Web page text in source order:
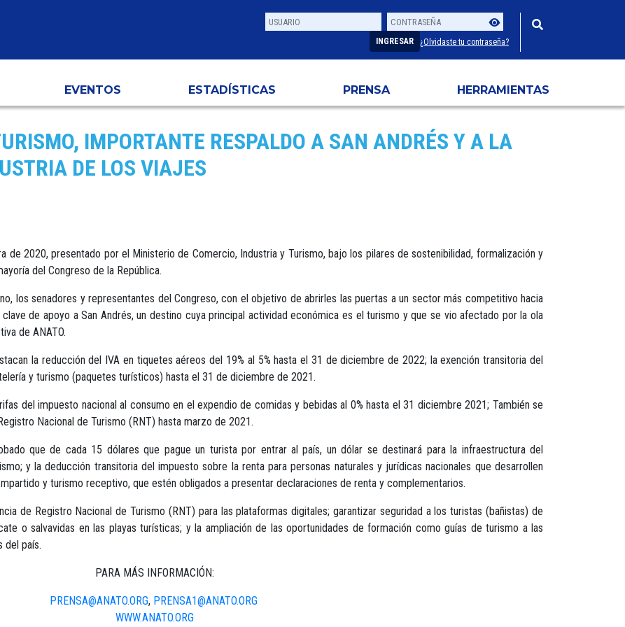
Usuario
Contraseña
INGRESAR ¿Olvidaste tu contraseña?
EVENTOS ESTADÍSTICAS PRENSA HERRAMIENTAS
IMPORTANTE RESPALDO A SAN ANDRÉS Y A LA
DE LOS VIAJES
de 2020, presentado por el Ministerio de Comercio, Industria y Turismo, bajo los pilares de sostenibilidad, formalización y
del Congreso de la República.
los senadores y representantes del Congreso, con el objetivo de abrirles las puertas a un sector más competitivo hacia
de apoyo a San Andrés, un destino cuya principal actividad económica es el turismo y que se vio afectado por la ola
de ANATO.
la reducción del IVA en tiquetes aéreos del 19% al 5% hasta el 31 de diciembre de 2022; la exención transitoria del
y turismo (paquetes turísticos) hasta el 31 de diciembre de 2021.
del impuesto nacional al consumo en el expendio de comidas y bebidas al 0% hasta el 31 diciembre 2021; También se
Nacional de Turismo (RNT) hasta marzo de 2021.
que de cada 15 dólares que pague un turista por entrar al país, un dólar se destinará para la infraestructura del
y la deducción transitoria del impuesto sobre la renta para personas naturales y jurídicas nacionales que desarrollen
y turismo receptivo, que estén obligados a presentar declaraciones de renta y complementarios.
de Registro Nacional de Turismo (RNT) para las plataformas digitales; garantizar seguridad a los turistas (bañistas) de
o salvavidas en las playas turísticas; y la ampliación de las oportunidades de formación como guías de turismo a las
del país.
PARA MÁS INFORMACIÓN:
PRENSA@ANATO.ORG, PRENSA1@ANATO.ORG
WWW.ANATO.ORG